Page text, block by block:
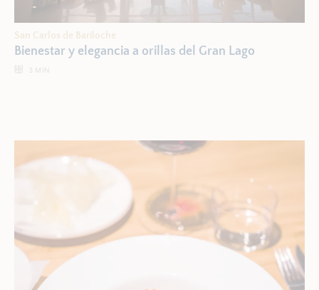
San Carlos de Bariloche
Bienestar y elegancia a orillas del Gran Lago
MIN